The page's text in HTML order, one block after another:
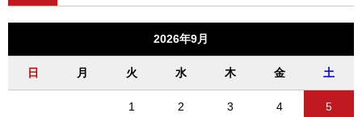
2026年9月
日 月 火 水 木 金 土
1 2 3 4 5